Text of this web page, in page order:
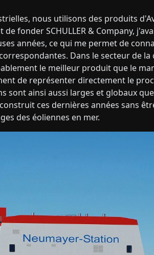
nous utilisons des produits
fonder SCHULLER & Company,
années, ce qui me permet de
Dans le secteur de
le meilleur produit que le
de représenter directement le
sont ainsi aussi larges et globaux
ces dernières années sans
des éoliennes en mer.